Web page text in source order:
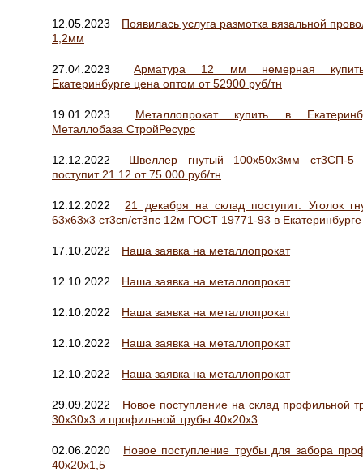
12.05.2023
Появилась услуга размотка вязальной
1,2мм
27.04.2023
Арматура 12 мм немерная
Екатеринбурге цена оптом от 52900 руб/тн
19.01.2023
Металлопрокат купить в
Металлобаза СтройРесурс
12.12.2022
Швеллер гнутый 100х50х3мм ст3СП-5
поступит 21.12 от 75 000 руб/тн
12.12.2022
21 декабря на склад поступит: Уголок
63х63х3 ст3сп/ст3пс 12м ГОСТ 19771-93 в Екатеринбурге
17.10.2022 Наша заявка на металлопрокат
12.10.2022 Наша заявка на металлопрокат
12.10.2022 Наша заявка на металлопрокат
12.10.2022 Наша заявка на металлопрокат
12.10.2022 Наша заявка на металлопрокат
29.09.2022
Новое поступление на склад профильной
30х30х3 и профильной трубы 40х20х3
02.06.2020
Новое поступление трубы для забора
40х20х1,5